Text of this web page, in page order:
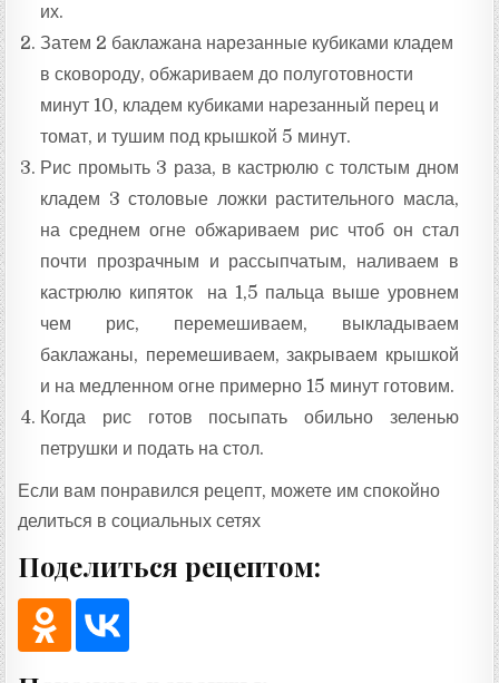
их.
Затем 2 баклажана нарезанные кубиками кладем
в сковороду, обжариваем до полуготовности
минут 10, кладем кубиками нарезанный перец и
томат, и тушим под крышкой 5 минут.
Рис промыть 3 раза, в кастрюлю с толстым дном
кладем 3 столовые ложки растительного масла,
на среднем огне обжариваем рис чтоб он стал
почти прозрачным и рассыпчатым, наливаем в
кастрюлю кипяток на 1,5 пальца выше уровнем
чем рис, перемешиваем, выкладываем
баклажаны, перемешиваем, закрываем крышкой
и на медленном огне примерно 15 минут готовим.
Когда рис готов посыпать обильно зеленью
петрушки и подать на стол.
Если вам понравился рецепт, можете им спокойно
делиться в социальных сетях
Поделиться рецептом: